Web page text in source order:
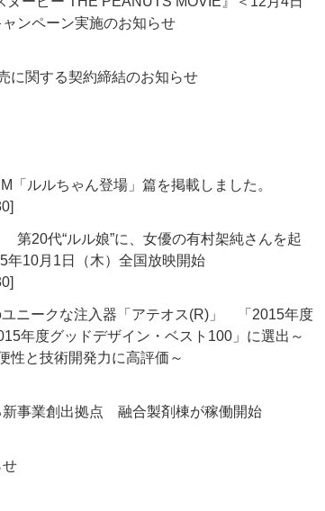
ンペーン実施のお知らせ
に関する契約締結のお知らせ
ルルちゃん登場」篇を掲載しました。
20代“ルル娘”に、女優の有村架純さんを起
10月1日（木）全国放映開始
ニークな注入器「アテオス(R)」 「2015年度
年度グッドデザイン・ベスト100」に選出～
性と技術開発力に高評価～
事業創出拠点 融合製剤棟が稼働開始
せ